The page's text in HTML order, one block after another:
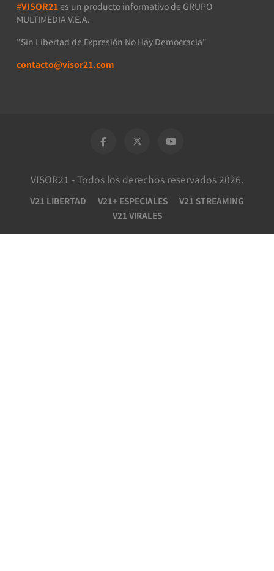
#VISOR21 es un producto informativo de GRUPO
MULTIMEDIA V.E.A.
"Sin Libertad de Expresión No Hay Democracia"
contacto@visor21.com
VISOR21 - Todos los derechos reservados 2026.
V21 LIBERTAD V21+ ESPECIALES
V21 STREAMING
V21 VIRALES